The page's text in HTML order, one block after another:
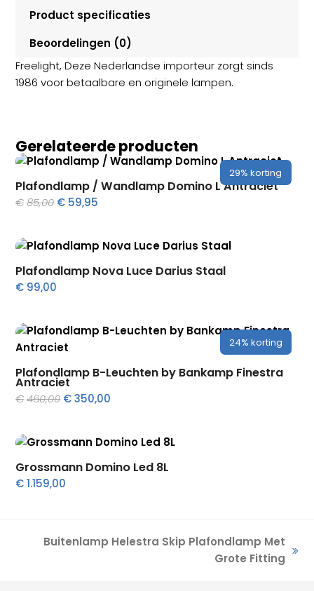
Product specificaties
Beoordelingen (0)
Freelight, Deze Nederlandse importeur zorgt sinds
1986 voor betaalbare en originele lampen.
Gerelateerde producten
29% korting
Plafondlamp / Wandlamp Domino L Antraciet
€85,00 Oorspronkelijke
€85,00.
€ 59,95
€59,95.
Plafondlamp Nova Luce Darius Staal
€ 99,00
24% korting
Plafondlamp B-Leuchten by Bankamp Finestra
Antraciet
€460,00 Oorspronkelijke
€460,00.
€ 350,00
€350,00.
Grossmann Domino Led 8L
€ 1.159,00
Buitenlamp Helestra Skip Plafondlamp Met
Grote Fitting